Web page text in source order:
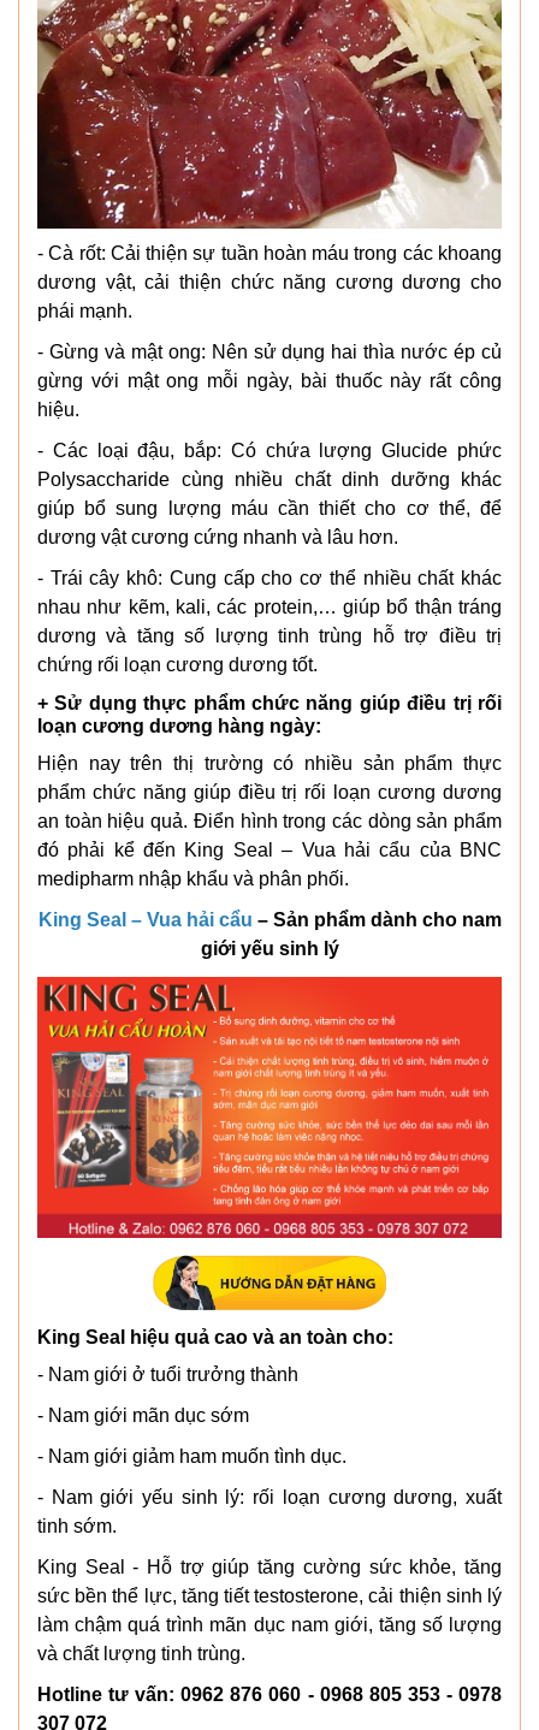
- Cà rốt: Cải thiện sự tuần hoàn máu trong các khoang
dương vật, cải thiện chức năng cương dương cho
phái mạnh.
- Gừng và mật ong: Nên sử dụng hai thìa nước ép củ
gừng với mật ong mỗi ngày, bài thuốc này rất công
hiệu.
- Các loại đậu, bắp: Có chứa lượng Glucide phức
Polysaccharide cùng nhiều chất dinh dưỡng khác
giúp bổ sung lượng máu cần thiết cho cơ thể, để
dương vật cương cứng nhanh và lâu hơn.
- Trái cây khô: Cung cấp cho cơ thể nhiều chất khác
nhau như kẽm, kali, các protein,… giúp bổ thận tráng
dương và tăng số lượng tinh trùng hỗ trợ điều trị
chứng rối loạn cương dương tốt.
+ Sử dụng thực phẩm chức năng giúp điều trị rối
loạn cương dương hàng ngày:
Hiện nay trên thị trường có nhiều sản phẩm thực
phẩm chức năng giúp điều trị rối loạn cương dương
an toàn hiệu quả. Điển hình trong các dòng sản phẩm
đó phải kể đến King Seal – Vua hải cẩu của BNC
medipharm nhập khẩu và phân phối.
King Seal – Vua hải cẩu – Sản phẩm dành cho nam
giới yếu sinh lý
King Seal hiệu quả cao và an toàn cho:
- Nam giới ở tuổi trưởng thành
- Nam giới mãn dục sớm
- Nam giới giảm ham muốn tình dục.
- Nam giới yếu sinh lý: rối loạn cương dương, xuất
tinh sớm.
King Seal - Hỗ trợ giúp tăng cường sức khỏe, tăng
sức bền thể lực, tăng tiết testosterone, cải thiện sinh lý
làm chậm quá trình mãn dục nam giới, tăng số lượng
và chất lượng tinh trùng.
Hotline tư vấn: 0962 876 060 - 0968 805 353 - 0978
307 072